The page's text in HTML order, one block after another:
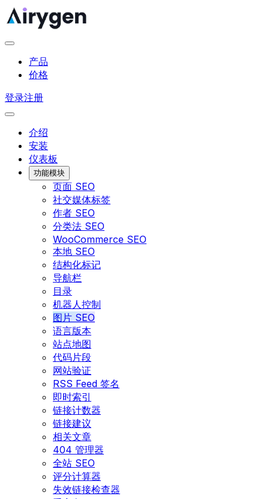
产品
价格
登录注册
介绍
安装
仪表板
功能模块
页面 SEO
社交媒体标签
作者 SEO
分类法 SEO
WooCommerce SEO
本地 SEO
结构化标记
导航栏
目录
机器人控制
图片 SEO
语言版本
站点地图
代码片段
网站验证
RSS Feed 签名
即时索引
链接计数器
链接建议
相关文章
404 管理器
全站 SEO
评分计算器
失效链接检查器